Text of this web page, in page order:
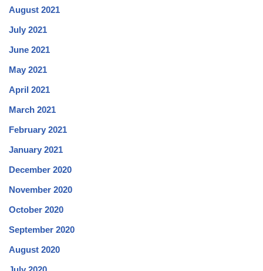
August 2021
July 2021
June 2021
May 2021
April 2021
March 2021
February 2021
January 2021
December 2020
November 2020
October 2020
September 2020
August 2020